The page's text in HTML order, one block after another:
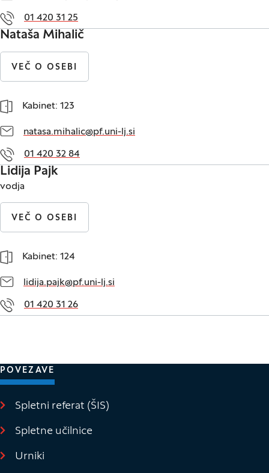
01 420 31 25
Nataša Mihalič
VEČ O OSEBI
Kabinet: 123
natasa.mihalic@pf.uni-lj.si
01 420 32 84
Lidija Pajk
vodja
VEČ O OSEBI
Kabinet: 124
lidija.pajk@pf.uni-lj.si
01 420 31 26
POVEZAVE
Spletni referat (ŠIS)
Spletne učilnice
Urniki